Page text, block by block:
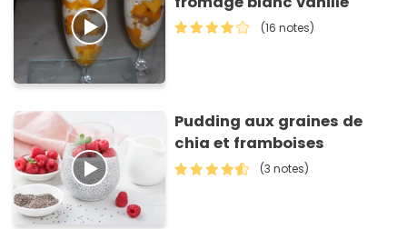
(16 notes)
Pudding aux graines de
chia et framboises
(3 notes)